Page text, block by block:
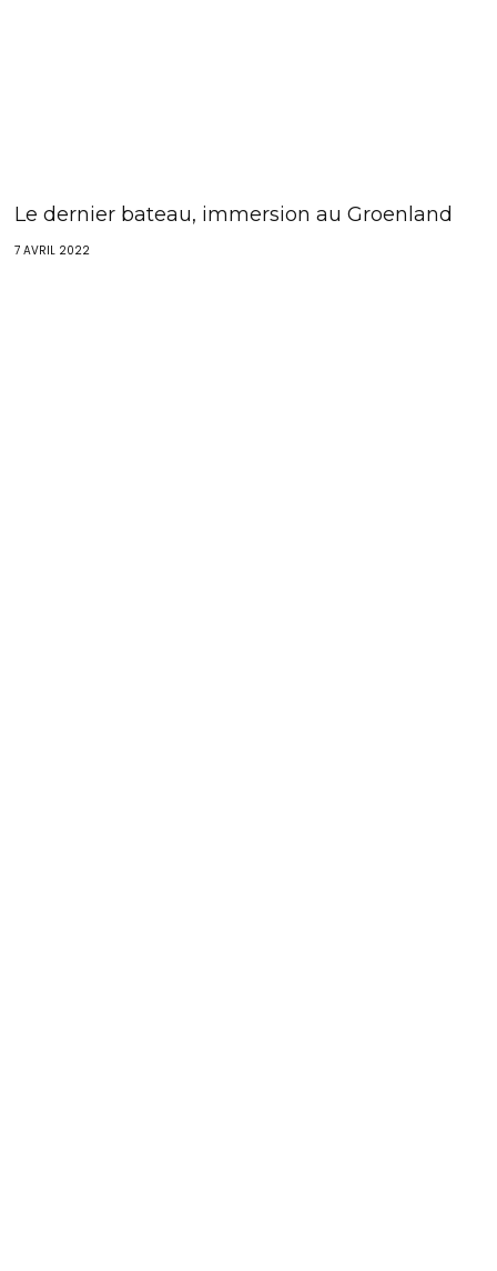
Le dernier bateau, immersion au Groenland
7 AVRIL 2022